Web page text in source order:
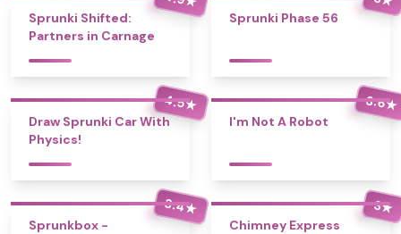
Sprunki Shifted:
Partners in Carnage
Sprunki Phase 56
4.5★
Draw Sprunki Car With
Physics!
3.6★
I'm Not A Robot
3.4★
Sprunkbox -
3★
Chimney Express